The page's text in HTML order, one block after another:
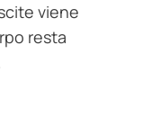
viene
resta